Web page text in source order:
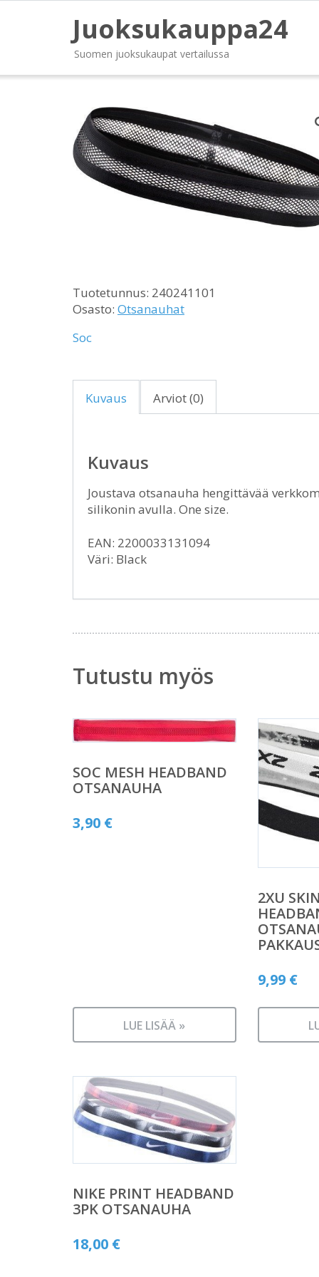
Juoksukauppa24
Suomen juoksukaupat vertailussa
Tuotetunnus: 240241101
Osasto: Otsanauhat
Soc
Kuvaus Arviot (0)
Kuvaus
Joustava otsanauha hengittävää
silikonin avulla. One size.
EAN: 2200033131094
Väri: Black
Tutustu myös
SOC MESH HEADBAND
OTSANAUHA
3,90 €
LUE LISÄÄ »
2XU
9,99 €
NIKE PRINT HEADBAND
3PK OTSANAUHA
18,00 €